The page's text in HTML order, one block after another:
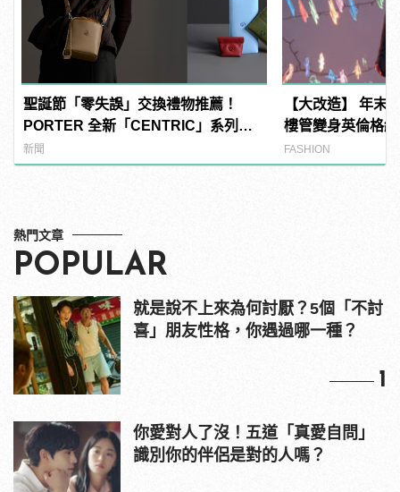
聖誕節「零失誤」交換禮物推薦！
PORTER 全新「CENTRIC」系列包
款好看又實用！
新聞
【大改造】 年末
樓管變身英倫格
FASHION
熱門文章
POPULAR
就是說不上來為何討厭？5個「不討
喜」朋友性格，你遇過哪一種？
1
你愛對人了沒！五道「真愛自問」
識別你的伴侶是對的人嗎？